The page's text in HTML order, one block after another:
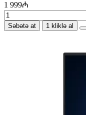
1 999₼
Səbətə at 1 kliklə al